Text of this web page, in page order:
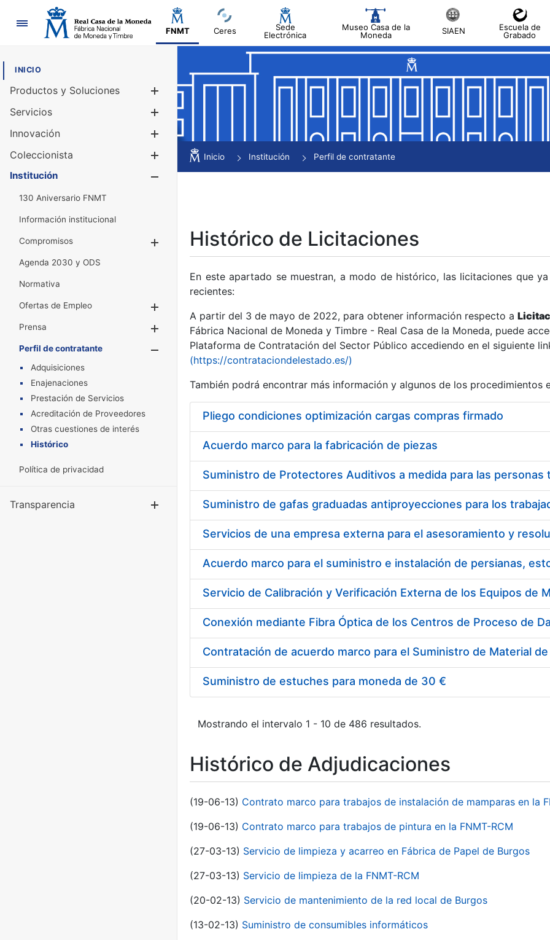
Navegación
FNMT Ceres
Sede
Electrónica
Museo Casa de la
Moneda
SIAEN
Escuela de
Grabado
INICIO
Productos y Soluciones
Mostrar/Ocultar
Servicios
Innovación
Coleccionista
Mostrar/Ocultar
Institución
130 Aniversario FNMT
Información institucional
Compromisos
Mostrar/Ocultar
Agenda 2030 y ODS
Normativa
Ofertas de Empleo
Prensa
Mostrar/Ocultar
Perfil de contratante
Mostrar/Ocultar
Adquisiciones
Enajenaciones
Prestación de Servicios
Acreditación de Proveedores
Otras cuestiones de interés
Histórico
Política de privacidad
Transparencia Mostrar/Ocultar
Inicio Institución Perfil de contratante
Histórico de Licitaciones
En este apartado se muestran, a modo de histórico, las licitaciones que
recientes:
A partir del 3 de mayo de 2022, para obtener información respecto a
Fábrica Nacional de Moneda y Timbre - Real Casa de la Moneda, puede
Plataforma de Contratación del Sector Público accediendo en el siguiente
(https://contrataciondelestado.es/)
También podrá encontrar más información y algunos de los procedimientos
Pliego condiciones optimización cargas compras firmado
Acuerdo marco para la fabricación de piezas
Acuerdo marco para el suministro e instalación de persianas,
Suministro de estuches para moneda de 30 €
Mostrando el intervalo 1 - 10 de 486 resultados.
Histórico de Adjudicaciones
(19-06-13) Contrato marco para trabajos de instalación de mamparas en la
(19-06-13) Contrato marco para trabajos de pintura en la FNMT-RCM
(27-03-13) Servicio de limpieza y acarreo en Fábrica de Papel de Burgos
(27-03-13) Servicio de limpieza de la FNMT-RCM
(20-02-13) Servicio de mantenimiento de la red local de Burgos
(13-02-13) Suministro de consumibles informáticos